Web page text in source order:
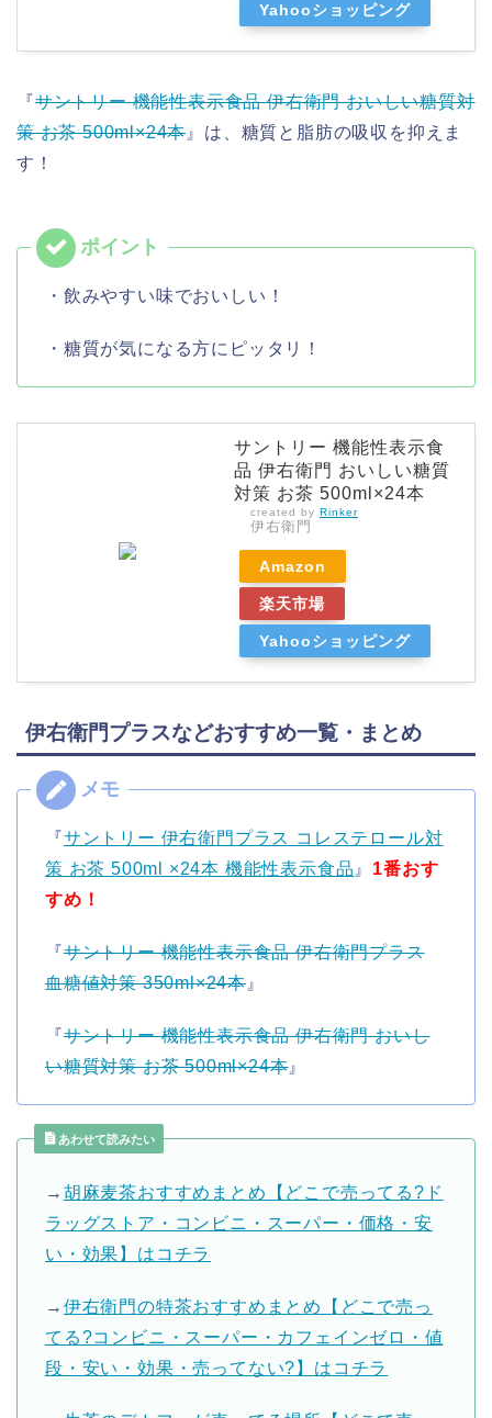
Yahooショッピング
『サントリー 機能性表示食品 伊右衛門 おいしい糖質対
策 お茶 500ml×24本』は、糖質と脂肪の吸収を抑えま
す！
・飲みやすい味でおいしい！
・糖質が気になる方にピッタリ！
サントリー 機能性表示食
品 伊右衛門 おいしい糖質
対策 お茶 500ml×24本
created by Rinker
伊右衛門
Amazon
楽天市場
Yahooショッピング
伊右衛門プラスなどおすすめ一覧・まとめ
『サントリー 伊右衛門プラス コレステロール対
策 お茶 500ml ×24本 機能性表示食品』 1番おす
すめ！
『サントリー 機能性表示食品 伊右衛門プラス
血糖値対策 350ml×24本』
『サントリー 機能性表示食品 伊右衛門 おいし
い糖質対策 お茶 500ml×24本』
あわせて読みたい
→ 胡麻麦茶おすすめまとめ【どこで売ってる?ド
ラッグストア・コンビニ・スーパー・価格・安
い・効果】はコチラ
→ 伊右衛門の特茶おすすめまとめ【どこで売っ
てる?コンビニ・スーパー・カフェインゼロ・値
段・安い・効果・売ってない?】はコチラ